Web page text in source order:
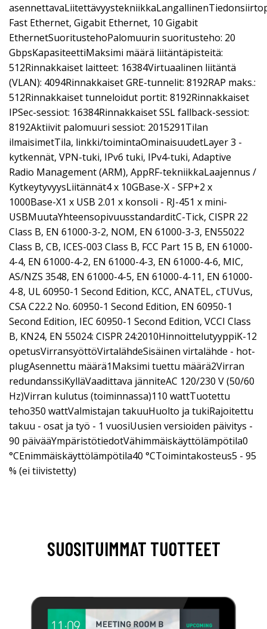
Fast Ethernet, Gigabit Ethernet, 10 Gigabit
EthernetSuoritustehoPalomuurin suoritusteho: 20
GbpsKapasiteettiMaksimi määrä liitäntäpisteitä:
512Rinnakkaiset laitteet: 16384Virtuaalinen liitäntä
(VLAN): 4094Rinnakkaiset GRE-tunnelit: 8192RAP maks.:
512Rinnakkaiset tunneloidut portit: 8192Rinnakkaiset
IPSec-sessiot: 16384Rinnakkaiset SSL fallback-sessiot:
8192Aktiivit palomuuri sessiot: 2015291Tilan
ilmaisimetTila, linkki/toimintaOminaisuudetLayer 3 -
kytkennät, VPN-tuki, IPv6 tuki, IPv4-tuki, Adaptive
Radio Management (ARM), AppRF-tekniikkaLaajennus /
KytkeytyvyysLiitännät4 x 10GBase-X - SFP+2 x
1000Base-X1 x USB 2.01 x konsoli - RJ-451 x mini-
USBMuutaYhteensopivuusstandarditC-Tick, CISPR 22
Class B, EN 61000-3-2, NOM, EN 61000-3-3, EN55022
Class B, CB, ICES-003 Class B, FCC Part 15 B, EN 61000-
4-4, EN 61000-4-2, EN 61000-4-3, EN 61000-4-6, MIC,
AS/NZS 3548, EN 61000-4-5, EN 61000-4-11, EN 61000-
4-8, UL 60950-1 Second Edition, KCC, ANATEL, cTUVus,
CSA C22.2 No. 60950-1 Second Edition, EN 60950-1
Second Edition, IEC 60950-1 Second Edition, VCCI Class
B, KN24, EN 55024: CISPR 24:2010HinnoittelutyyppiK-12
opetusVirransyöttöVirtalähdeSisäinen virtalähde - hot-
plugAsennettu määrä1Maksimi tuettu määrä2Virran
redundanssiKylläVaadittava jänniteAC 120/230 V (50/60
Hz)Virran kulutus (toiminnassa)110 wattTuotettu
teho350 wattValmistajan takuuHuolto ja tukiRajoitettu
takuu - osat ja työ - 1 vuosiUusien versioiden päivitys -
90 päivääYmpäristötiedotVähimmäiskäyttölämpötila0
°CEnimmäiskäyttölämpötila40 °CToimintakosteus5 - 95
% (ei tiivistetty)
SUOSITUIMMAT TUOTTEET